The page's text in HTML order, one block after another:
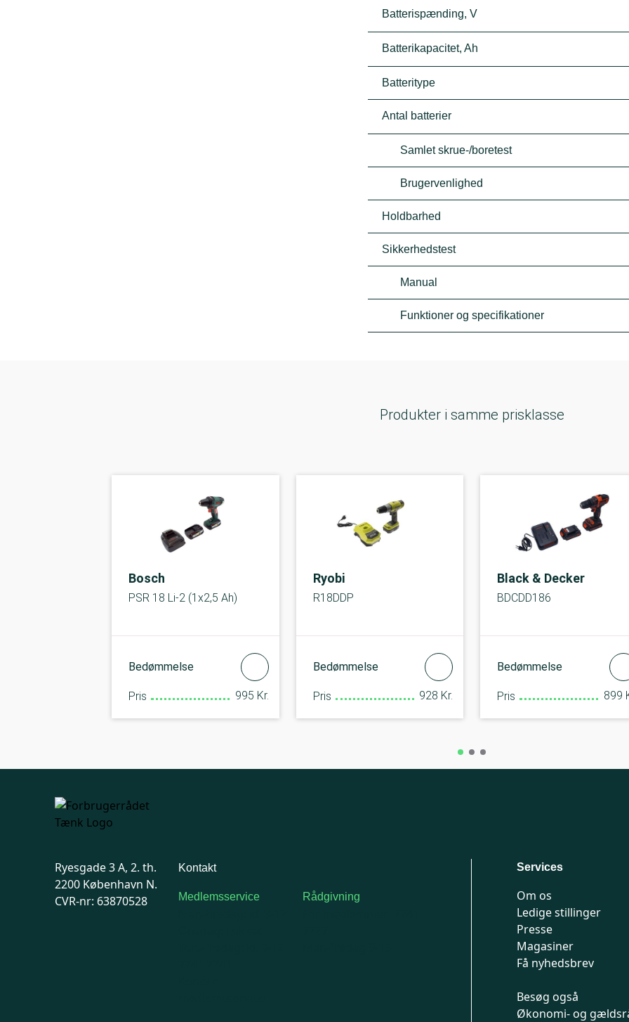
Batterispænding, V
Batterikapacitet, Ah
Batteritype
Antal batterier
Samlet skrue-/boretest
Brugervenlighed
Holdbarhed
Sikkerhedstest
Manual
Funktioner og specifikationer
Produkter i samme prisklasse
Bosch
PSR 18 Li-2 (1x2,5 Ah)
Bedømmelse
Pris 995 Kr.
Ryobi
R18DDP
Bedømmelse
Pris 928 Kr.
Black & Decker
BDCDD186
Bedømmelse
Pris 899
Ryesgade 3 A, 2. th.
2200 København N.
CVR-nr: 63870528
Kontakt
Medlemsservice Rådgivning
Services
Om os
Ledige stillinger
Presse
Magasiner
Få nyhedsbrev
Besøg også
Økonomi- og